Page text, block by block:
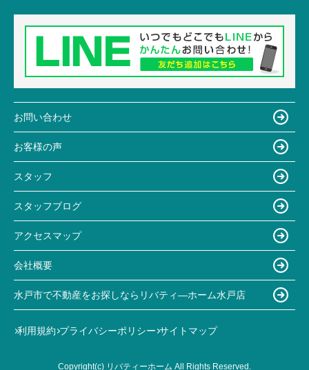
お問い合わせ
お客様の声
スタッフ
スタッフブログ
アクセスマップ
会社概要
水戸市で不動産をお探しならリバティ―ホーム水戸店
利用規約 プライバシーポリシー サイトマップ
Copyright(c) リバティーホーム All Rights Reserved.